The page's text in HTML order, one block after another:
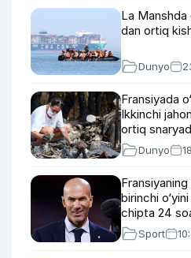
La
dan ortiq
Dunyo
Fransiyada
Ikkinchi
ortiq
Dunyo
birinchi
chipta 24
Sport